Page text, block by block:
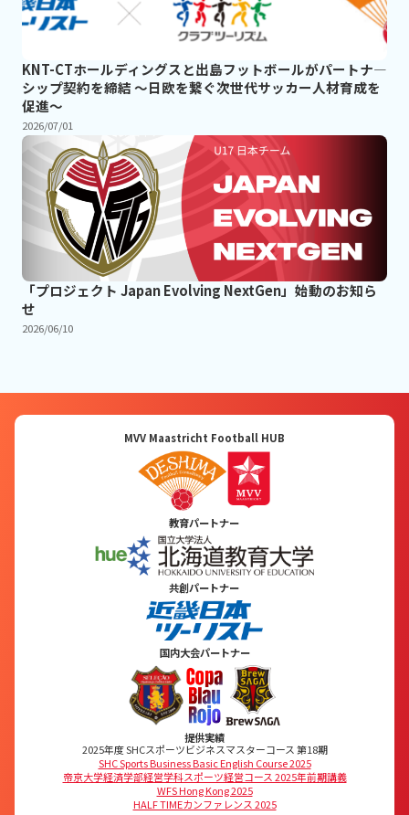
KNT-CTホールディングスと出島フットボールがパートナ―
シップ契約を締結 ～日欧を繋ぐ次世代サッカー人材育成を
促進～
2026/07/01
「プロジェクト Japan Evolving NextGen」始動のお知ら
せ
2026/06/10
MVV Maastricht Football HUB
教育パートナー
共創パートナー
国内大会パートナー
提供実績
2025年度 SHCスポーツビジネスマスターコース 第18期
SHC Sports Business Basic English Course 2025
帝京大学経済学部経営学科スポーツ経営コース 2025年前期講義
WFS Hong Kong 2025
HALF TIMEカンファレンス 2025